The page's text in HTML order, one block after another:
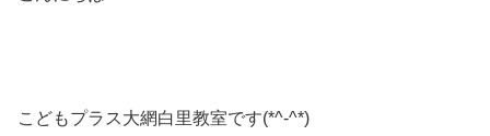
こどもプラス大網白里教室です(*^-^*)